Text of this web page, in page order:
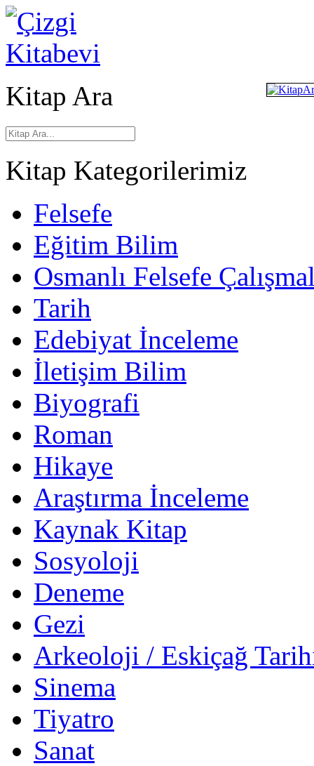
Kitap Ara
Kitap Kategorilerimiz
Felsefe
Eğitim Bilim
Osmanlı Felsefe
Tarih
Edebiyat İnceleme
İletişim Bilim
Biyografi
Roman
Hikaye
Araştırma İnceleme
Kaynak Kitap
Sosyoloji
Deneme
Gezi
Arkeoloji / Eskiçağ
Sinema
Tiyatro
Sanat